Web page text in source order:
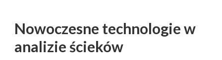
Nowoczesne technologie w
analizie ścieków